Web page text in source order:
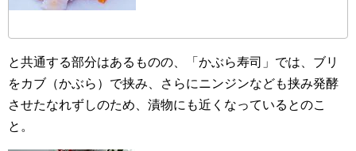
と共通する部分はあるものの、「かぶら寿司」では、ブリ
をカブ（かぶら）で挟み、さらにニンジンなども挟み発酵
させたなれずしのため、漬物にも近くなっているとのこ
と。